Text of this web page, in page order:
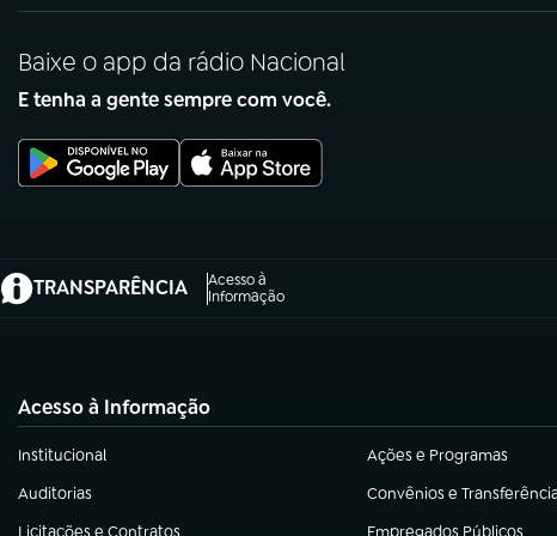
Baixe o app da rádio Nacional
E tenha a gente sempre com você.
TRANSPARÊNCIA
Acesso à
Informação
(abre em nova aba)
Acesso à Informação
Institucional
(abre em nova aba) Ações e Programas
(abre em nova aba)
Auditorias
(abre em nova aba) Convênios e
(abre em nova aba)
Licitações e Contratos
Empregados Públicos